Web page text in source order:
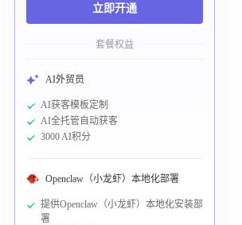
立即开通
套餐权益
AI外贸员
AI获客模板定制
AI全托管自动获客
3000 AI积分
Openclaw（小龙虾）本地化部署
提供Openclaw（小龙虾）本地化安装部
署